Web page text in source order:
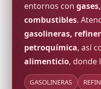
entornos con
combustibles.
gasolineras,
petroquímica, así
alimenticio, donde
GASOLINERAS